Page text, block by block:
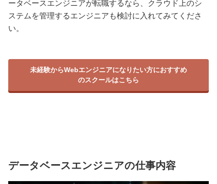
ータベースエンジニアが転職するなら、クラウド上のシ
ステムを管理するエンジニアも検討に入れてみてくださ
い。
未経験からWebエンジニアになりたい方におすすめ
のスクールはこちら
データベースエンジニアの仕事内容